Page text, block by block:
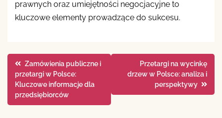
prawnych oraz umiejętności negocjacyjne to
kluczowe elementy prowadzące do sukcesu.
Nawigacja
wpisu
Zamówienia publiczne i
przetargi w Polsce:
Kluczowe informacje dla
przedsiębiorców
Przetargi na wycinkę
drzew w Polsce: analiza i
perspektywy